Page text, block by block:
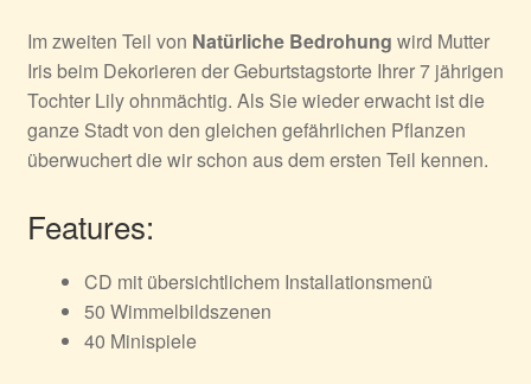
Im zweiten Teil von Natürliche Bedrohung wird Mutter
Iris beim Dekorieren der Geburtstagstorte Ihrer 7 jährigen
Tochter Lily ohnmächtig. Als Sie wieder erwacht ist die
ganze Stadt von den gleichen gefährlichen Pflanzen
überwuchert die wir schon aus dem ersten Teil kennen.
Features:
CD mit übersichtlichem Installationsmenü
50 Wimmelbildszenen
40 Minispiele